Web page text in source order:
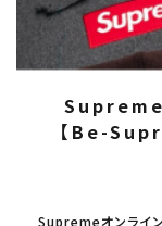
【Be-
Supremeオンライ